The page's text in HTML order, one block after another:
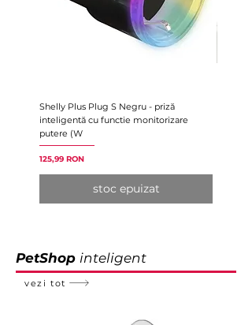
Shelly Plus Plug S Negru - priză
inteligentă cu functie monitorizare
putere (W
Preț
125,99 RON
stoc epuizat
PetShop inteligent
vezi tot